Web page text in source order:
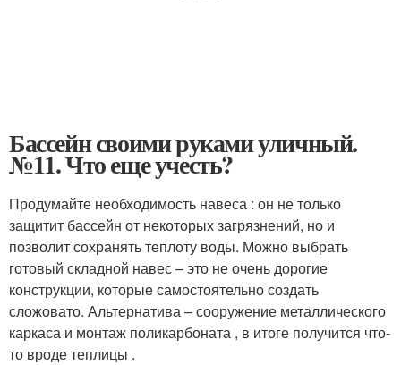
Бассейн своими руками уличный.
№11. Что еще учесть?
Продумайте необходимость навеса : он не только
защитит бассейн от некоторых загрязнений, но и
позволит сохранять теплоту воды. Можно выбрать
готовый складной навес – это не очень дорогие
конструкции, которые самостоятельно создать
сложовато. Альтернатива – сооружение металлического
каркаса и монтаж поликарбоната , в итоге получится что-
то вроде теплицы .